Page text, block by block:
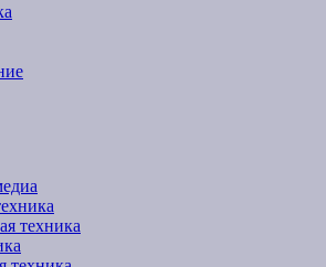
техника